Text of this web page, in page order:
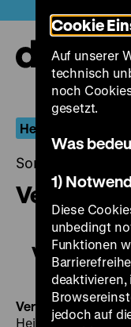
zum
Seiteninhalt
springen
Heiner Carow
Sonntag, 17.
Verfehlung
Verfehlung
VerfehlungD 1992,
Heiner Carow nach
Cookie
Auf unserer
technisch
noch
gesetzt.
Was
1)
Diese
unbedingt
Funktionen
deaktivieren,
jedoch auf